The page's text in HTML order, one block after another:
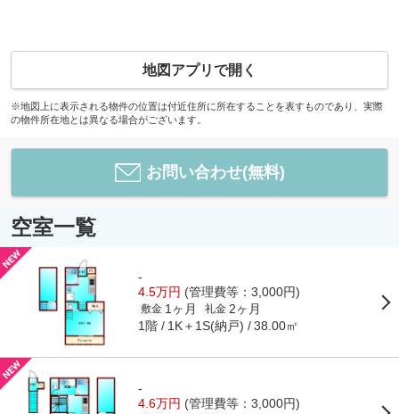
地図アプリで開く
※地図上に表示される物件の位置は付近住所に所在することを表すものであり、実際
の物件所在地とは異なる場合がございます。
お問い合わせ(無料)
空室一覧
-
4.5万円 (管理費等：3,000円)
敷金 1ヶ月 礼金 2ヶ月
1階 1K＋1S(納戸) 38.00㎡
-
4.6万円 (管理費等：3,000円)